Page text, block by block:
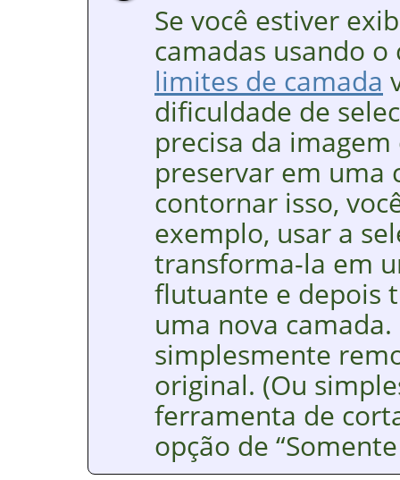
Se você estiver
camadas usando o
limites de camada
dificuldade de
precisa da
preservar em uma
contornar isso,
exemplo, usar a
transforma-la em
flutuante e depois
uma nova
simplesmente
original. (Ou
ferramenta de
opção de “